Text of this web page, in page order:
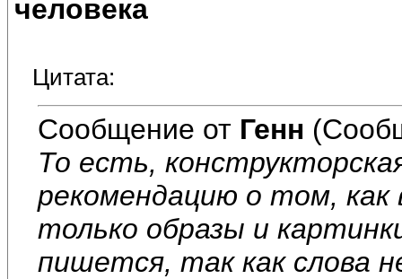
человека
Цитата:
Сообщение от Генн
То есть,
рекомендацию о том,
только образы и
пишется, так как слова